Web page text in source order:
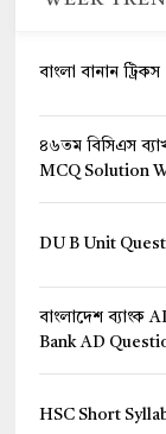
বাংলা বানান
৪৬তম বিসিএস
MCQ Solution
DU B Unit
বাংলাদেশ ব্যাংক
Bank AD
HSC Short